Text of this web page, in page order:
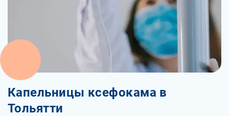
Капельницы ксефокама в
Тольятти